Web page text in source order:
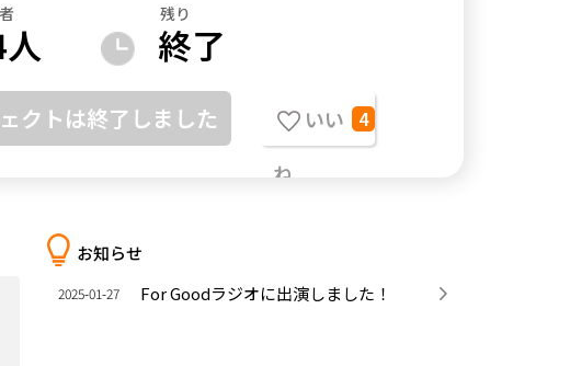
沖縄
人
残り
終了
クトは終了しました
いい
ね
4
お知らせ
2025-01-27 For Goodラジオに出演しました！